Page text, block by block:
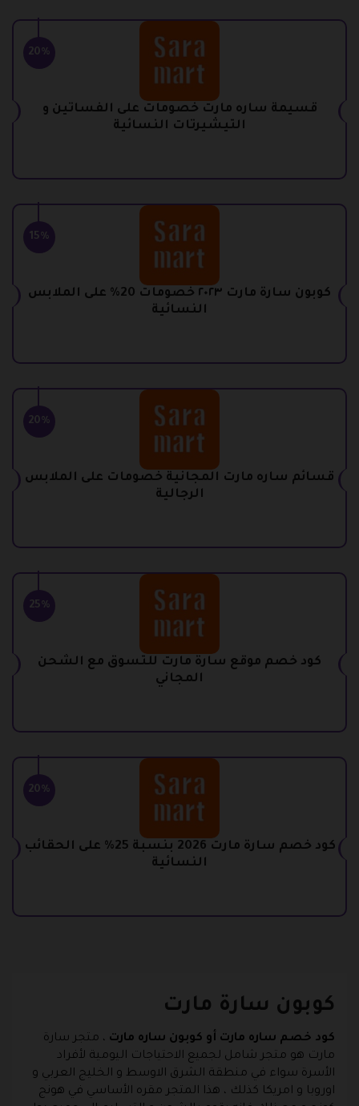
20%
قسيمة ساره مارت خصومات على الفساتين و
التيشيرتات النسائية
15%
كوبون سارة مارت ٢٠٢٣ خصومات 20% على الملابس
النسائية
20%
قسائم ساره مارت المجانية خصومات على الملابس
الرجالية
25%
كود خصم موقع سارة مارت للتسوق مع الشحن
المجاني
20%
كود خصم سارة مارت 2026 بنسبة 25% على الحقائب
النسائية
كوبون سارة مارت
كود خصم ساره مارت أو كوبون ساره مارت ، متجر سارة
مارت هو متجر شامل لجميع الاحتياجات اليومية لأفراد
الأسرة سواء في منطقة الشرق الاوسط و الخليج العربي و
اوروبا و امريكا كذلك ، هذا المتجر مقره الأساسي في هونج